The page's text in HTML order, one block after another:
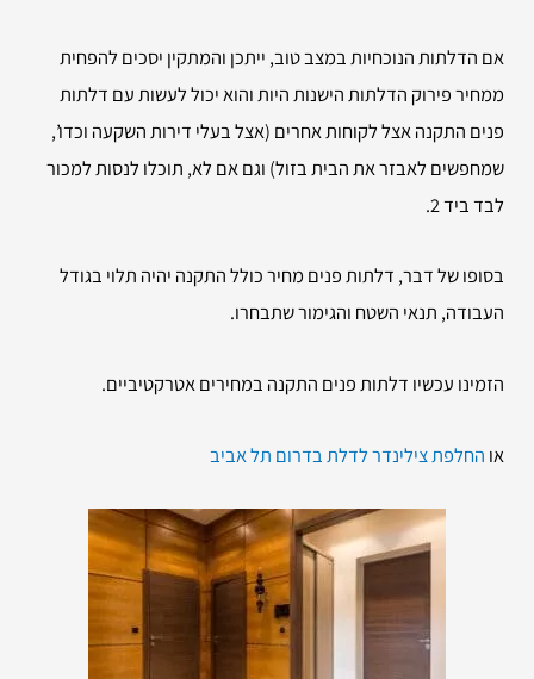
אם הדלתות הנוכחיות במצב טוב, ייתכן והמתקין יסכים להפחית
ממחיר פירוק הדלתות הישנות היות והוא יכול לעשות עם דלתות
פנים התקנה אצל לקוחות אחרים (אצל בעלי דירות השקעה וכדו’,
שמחפשים לאבזר את הבית בזול) וגם אם לא, תוכלו לנסות למכור
לבד ביד 2.
בסופו של דבר, דלתות פנים מחיר כולל התקנה יהיה תלוי בגודל
העבודה, תנאי השטח והגימור שתבחרו.
הזמינו עכשיו דלתות פנים התקנה במחירים אטרקטיביים.
או החלפת צילינדר לדלת בדרום תל אביב